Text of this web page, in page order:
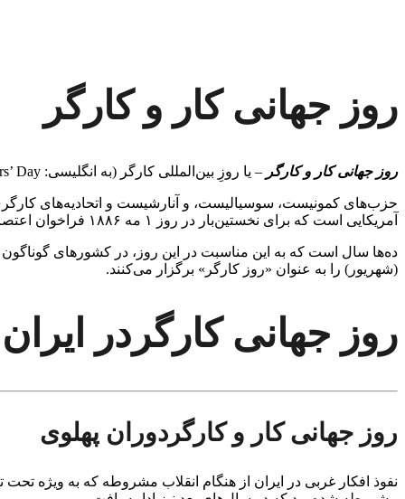
روز جهانی کار و کارگر
روز جهانی کار و کارگر – یا روزِ بین‌المللی کارگر (به انگلیسی: International Workers’ Day) یک یادبود و مراسم کارگری و از سوی طبقات کارگر است که هر ساله در روز یکم ماه مه برگزار می‌شود.
حزب‌های کمونیست، سوسیالیست، و آنارشیست و اتحادیه‌های کارگری
آمریکایی است که برای نخستین‌بار در روز ۱ مه ۱۸۸۶ فراخوان اعتصاب سراسری دادند. خواست آن‌ها روزی ۸ ساعت کار به جای ۱۴ ساعت بود.
ده‌ها سال است که به این مناسبت در این روز، در کشورهای گوناگون
(شهریور) را به عنوان «روز کارگر» برگزار می‌کنند.
روز جهانی کارگردر ایران
روز جهانی کار و کارگردوران پهلوی
نفوذ افکار غربی در ایران از هنگام انقلاب مشروطه که به ویژه